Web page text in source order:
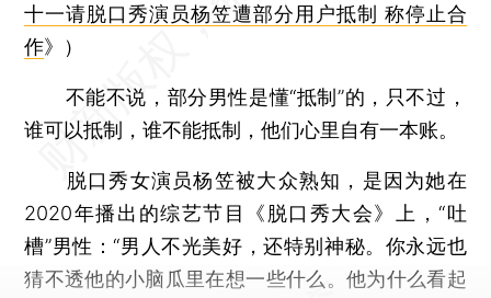
十一请脱口秀演员杨笠遭部分用户抵制 称停止合
作》）
不能不说，部分男性是懂“抵制”的，只不过，
谁可以抵制，谁不能抵制，他们心里自有一本账。
脱口秀女演员杨笠被大众熟知，是因为她在
2020年播出的综艺节目《脱口秀大会》上，“吐
槽”男性：“男人不光美好，还特别神秘。你永远也
猜不透他的小脑瓜里在想一些什么。他为什么看起